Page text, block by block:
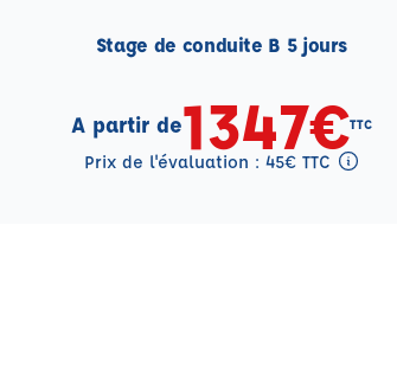
Stage de conduite B 5 jours
A partir de1347€TTC
Prix de l'évaluation : 45€ TTC